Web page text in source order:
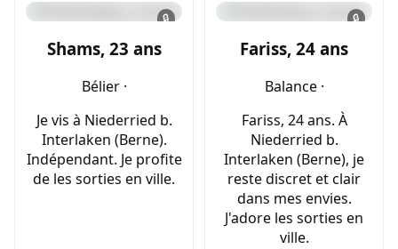
🔒
Shams, 23 ans
Bélier ·
Je vis à Niederried b.
Interlaken (Berne).
Indépendant. Je profite
de les sorties en ville.
🔒
Fariss, 24 ans
Balance ·
Fariss, 24 ans. À
Niederried b.
Interlaken (Berne), je
reste discret et clair
dans mes envies.
J'adore les sorties en
ville.